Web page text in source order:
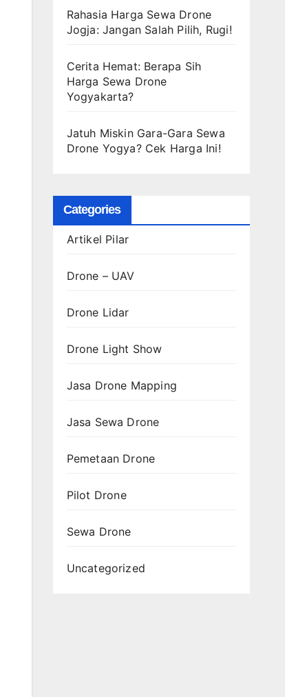
Rahasia Harga Sewa Drone
Jogja: Jangan Salah Pilih, Rugi!
Cerita Hemat: Berapa Sih
Harga Sewa Drone
Yogyakarta?
Jatuh Miskin Gara-Gara Sewa
Drone Yogya? Cek Harga Ini!
Categories
Artikel Pilar
Drone – UAV
Drone Lidar
Drone Light Show
Jasa Drone Mapping
Jasa Sewa Drone
Pemetaan Drone
Pilot Drone
Sewa Drone
Uncategorized